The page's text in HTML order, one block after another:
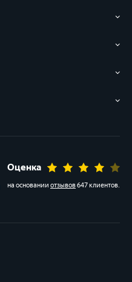
Оценка
на основании отзывов647 клиентов.